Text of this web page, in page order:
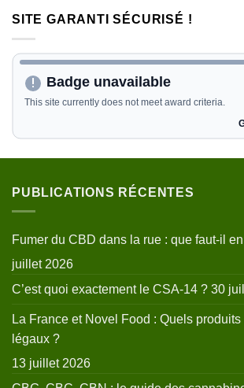
SITE GARANTI SÉCURISÉ !
PUBLICATIONS RÉCENTES
Fumer du CBD dans la rue : que faut-il
juillet 2026
C’est quoi exactement le CSA-14 ? 30
La France et Novel Food : Quels
légaux ?
13 juillet 2026